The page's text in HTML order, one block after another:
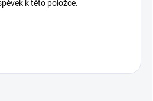
k této položce.